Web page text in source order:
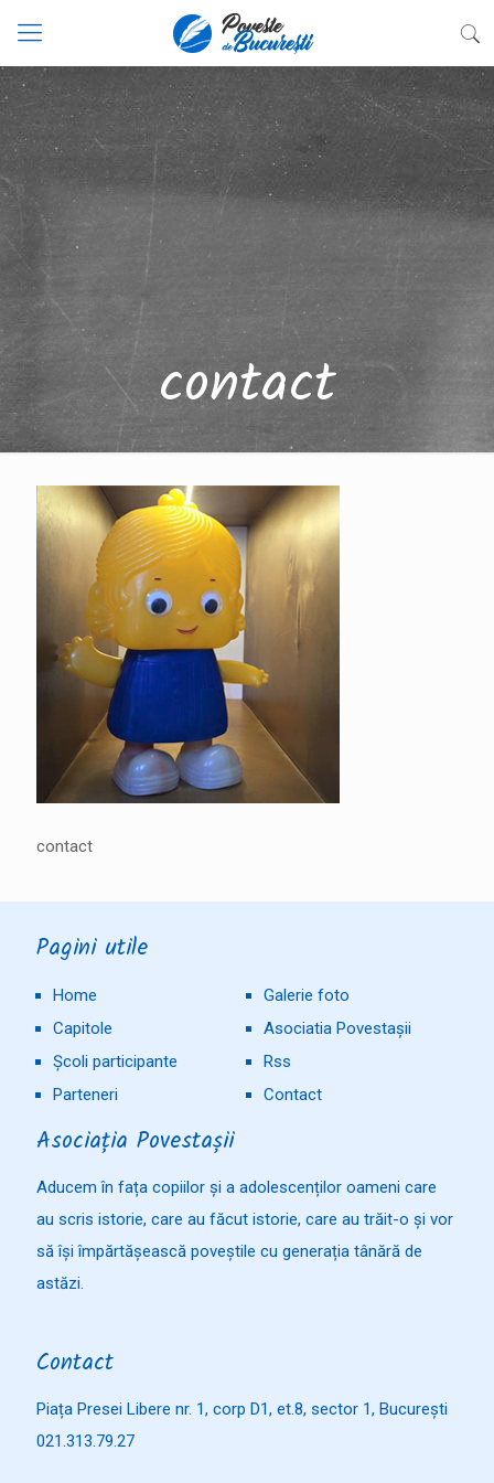
contact
contact
Pagini utile
Home
Capitole
Școli participante
Parteneri
Galerie foto
Asociatia Povestașii
Rss
Contact
Asociația Povestașii
Aducem în fața copiilor și a adolescenților oameni care
au scris istorie, care au făcut istorie, care au trăit-o și vor
să își împărtășească poveștile cu generația tânără de
astăzi.
Contact
Piața Presei Libere nr. 1, corp D1, et.8, sector 1, București
021.313.79.27